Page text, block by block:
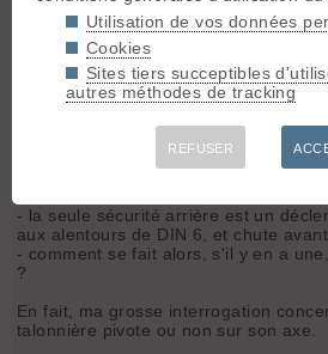
car ne parlant pas l'italien, je ne suis
compris :
- Contrairement aux talonnière
est fixe et ne pivote pas sur son axe ?
- ce qui induit qu'on est soit en
- la seule sécurité arrière est un
aux alentours de DIN 6, et chute
- comment se fait alors, s'il y en a
?
En fait, ma grosse interrogation
talonnière pivote ou non sur son axe.
Utilisation de vos données
Cookies
Sites tiers succeptibles
autres méthodes de tracking
REFUSER